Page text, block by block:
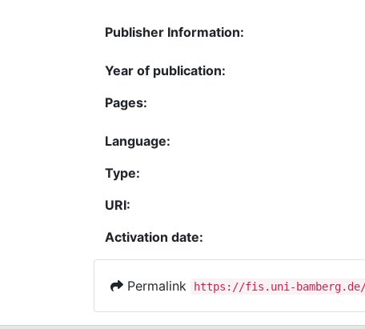
Publisher Information:
Year of publication:
Pages:
Language:
Type:
URI:
Activation date:
Permalink https://fis.uni-bamberg.de/